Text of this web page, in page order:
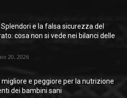
Splendori e la falsa sicurezza del
cosa non si vede nei bilanci delle
20, 2026
migliore e peggiore per la nutrizione
dei bambini sani